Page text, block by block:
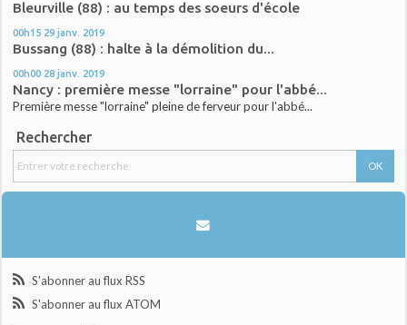
Bleurville (88) : au temps des soeurs d'école
00h15 29 janv. 2019
Bussang (88) : halte à la démolition du...
00h00 28 janv. 2019
Nancy : première messe "lorraine" pour l'abbé...
Première messe "lorraine" pleine de ferveur pour l'abbé...
Rechercher
S'abonner au flux RSS
S'abonner au flux ATOM